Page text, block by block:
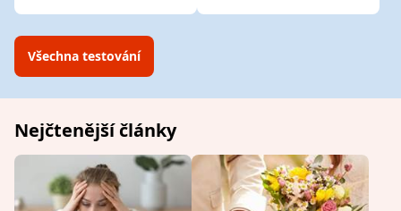
Všechna testování
Nejčtenější články